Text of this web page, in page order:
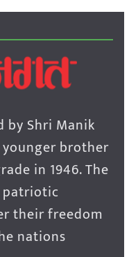
by Shri Manik
brother
in 1946. The
patriotic
their freedom
nations